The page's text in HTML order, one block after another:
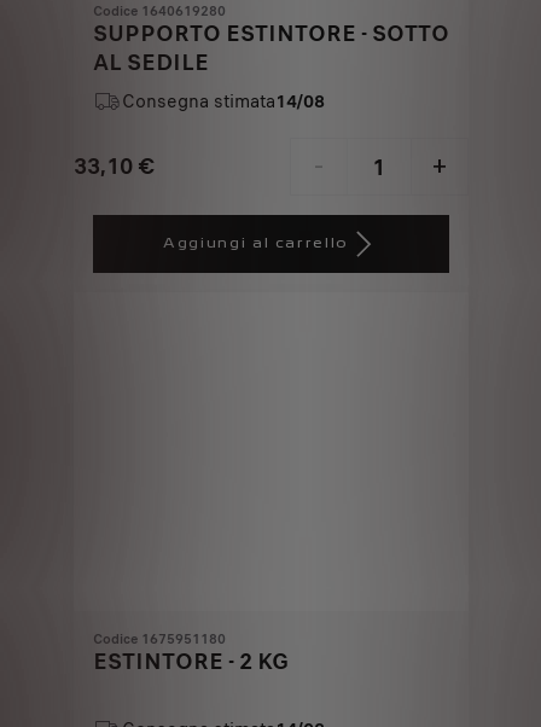
Codice 1640619280
SUPPORTO ESTINTORE - SOTTO
AL SEDILE
Consegna stimata14/08
33,10 €
Price
- +
Quantity
Aggiungi al carrello
Codice 1675951180
ESTINTORE - 2 KG